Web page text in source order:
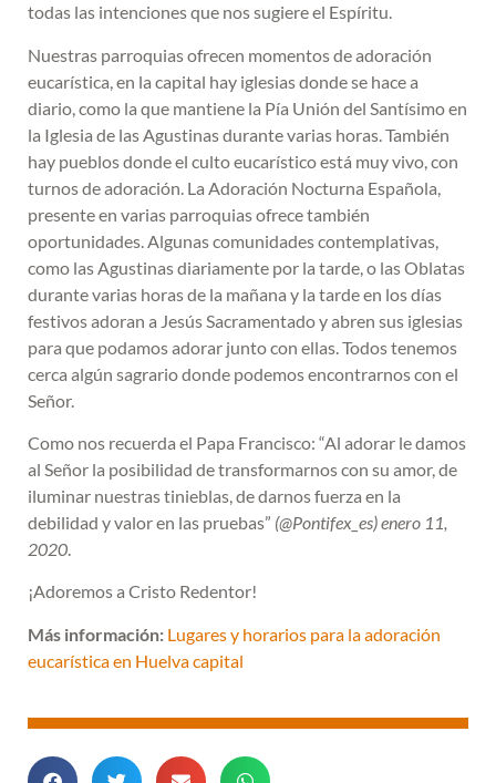
todas las intenciones que nos sugiere el Espíritu.
Nuestras parroquias ofrecen momentos de adoración
eucarística, en la capital hay iglesias donde se hace a
diario, como la que mantiene la Pía Unión del Santísimo en
la Iglesia de las Agustinas durante varias horas. También
hay pueblos donde el culto eucarístico está muy vivo, con
turnos de adoración. La Adoración Nocturna Española,
presente en varias parroquias ofrece también
oportunidades. Algunas comunidades contemplativas,
como las Agustinas diariamente por la tarde, o las Oblatas
durante varias horas de la mañana y la tarde en los días
festivos adoran a Jesús Sacramentado y abren sus iglesias
para que podamos adorar junto con ellas. Todos tenemos
cerca algún sagrario donde podemos encontrarnos con el
Señor.
Como nos recuerda el Papa Francisco: “Al adorar le damos
al Señor la posibilidad de transformarnos con su amor, de
iluminar nuestras tinieblas, de darnos fuerza en la
debilidad y valor en las pruebas” (@Pontifex_es) enero 11,
2020.
¡Adoremos a Cristo Redentor!
Más información: Lugares y horarios para la adoración
eucarística en Huelva capital